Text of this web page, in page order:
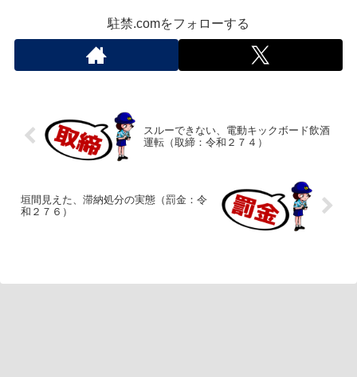
駐禁.comをフォローする
スルーできない、電動キックボード飲酒
運転（取締：令和２７４）
垣間見えた、滞納処分の実態（罰金：令
和２７６）